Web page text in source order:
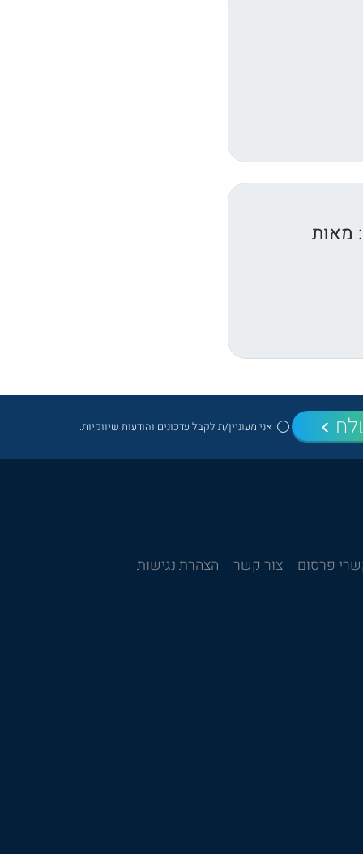
מאות
אני מעוניין/ת לקבל עדכונים והודעות שיווקיות.
פרסום צור קשר הצהרת נגישות